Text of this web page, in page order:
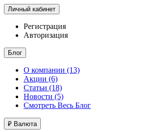
Личный кабинет
Регистрация
Авторизация
Блог
О компании (13)
Акции (6)
Статьи (18)
Новости (5)
Смотреть Весь Блог
₽ Валюта